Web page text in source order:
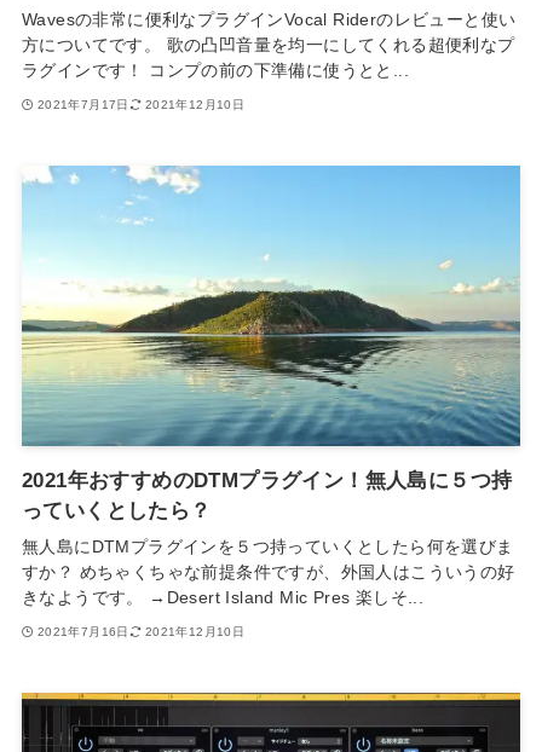
Wavesの非常に便利なプラグインVocal Riderのレビューと使い
方についてです。 歌の凸凹音量を均一にしてくれる超便利なプ
ラグインです！ コンプの前の下準備に使うとと...
2021年7月17日 2021年12月10日
2021年おすすめのDTMプラグイン！無人島に５つ持
っていくとしたら？
無人島にDTMプラグインを５つ持っていくとしたら何を選びま
すか？ めちゃくちゃな前提条件ですが、外国人はこういうの好
きなようです。 →Desert Island Mic Pres 楽しそ...
2021年7月16日 2021年12月10日